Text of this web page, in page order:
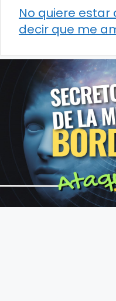
No quiere
decir que me